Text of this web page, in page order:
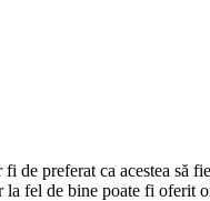
preferat ca acestea să
fel de bine poate fi oferit